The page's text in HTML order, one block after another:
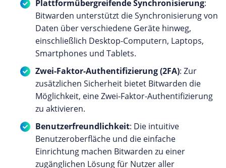
Plattformübergreifende Synchronisierung:
Bitwarden unterstützt die Synchronisierung von
Daten über verschiedene Geräte hinweg,
einschließlich Desktop-Computern, Laptops,
Smartphones und Tablets.
Zwei-Faktor-Authentifizierung (2FA): Zur
zusätzlichen Sicherheit bietet Bitwarden die
Möglichkeit, eine Zwei-Faktor-Authentifizierung
zu aktivieren.
Benutzerfreundlichkeit: Die intuitive
Benutzeroberfläche und die einfache
Einrichtung machen Bitwarden zu einer
zugänglichen Lösung für Nutzer aller